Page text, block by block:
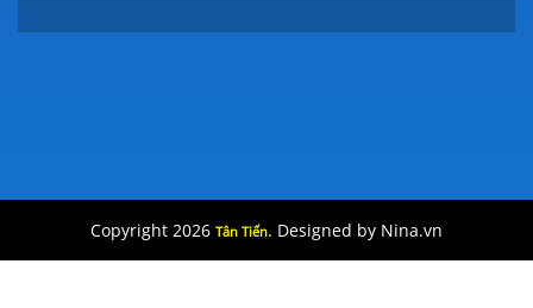
Copyright 2026 Tân Tiến. Designed by Nina.vn